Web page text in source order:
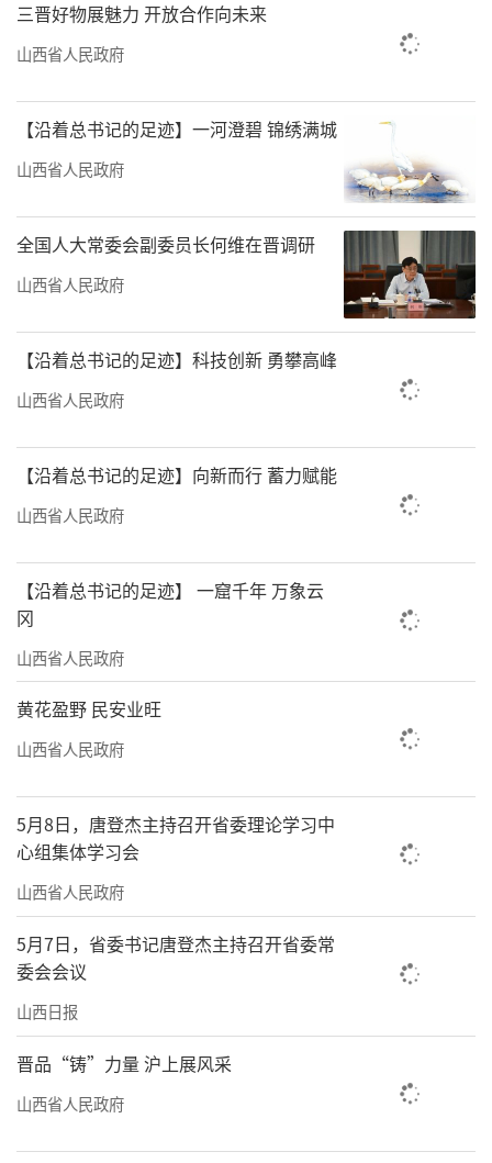
家万户，在流动中带给人们别样的年味。
置办年货，是春节必有的仪式感。年货种
类越来越多、购买方式越来越便捷，反映了人
民生活水平的日益提高。人们在忙碌的喜悦
中，迎接新年的到来。春节的脚步越来越近，
快来迎泽，买！买！买！
来源：迎泽发布
三晋好物展魅力 开放合作向未来
山西省人民政府
【沿着总书记的足迹】一河澄碧 锦绣满城
山西省人民政府
全国人大常委会副委员长何维在晋调研
山西省人民政府
【沿着总书记的足迹】科技创新 勇攀高峰
山西省人民政府
【沿着总书记的足迹】向新而行 蓄力赋能
山西省人民政府
【沿着总书记的足迹】 一窟千年 万象云
冈
山西省人民政府
黄花盈野 民安业旺
山西省人民政府
5月8日，唐登杰主持召开省委理论学习中
心组集体学习会
山西省人民政府
5月7日，省委书记唐登杰主持召开省委常
委会会议
山西日报
晋品“铸”力量 沪上展风采
山西省人民政府